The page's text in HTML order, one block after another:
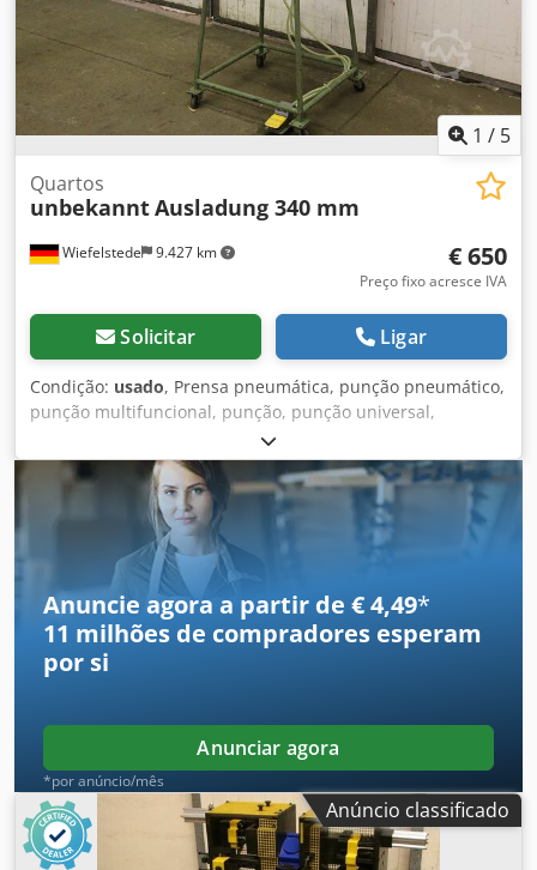
1 / 5
Wiefelstede 9.427 km
Quartos
unbekanntAusladung 340 mm
€ 650
Preço fixo acresce IVA
Solicitar Ligar
Condição: usado, Prensa pneumática, punção pneumático,
punção multifuncional, punção, punção universal,
puncionadora -Força de pressão: 0,23 ton -para:
ferramentas para fazer janelas -pneumático com: controlo
por pedal Dsdpfsd Dvgnox Akqswa -pneumaticamente
operado -Pressão de ar: 12 bar -Disparo: máximo. 50 mm -
Altura de inserção: mm -Dimensões: 690/720/H1485 mm -
Peso: 51 kg
Anuncie agora a partir de € 4,49*
11 milhões de compradores esperam
por si
Anunciar agora
*por anúncio/mês
Anúncio classificado